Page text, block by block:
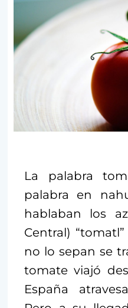
La palabra
palabra en
hablaban los
Central)
no lo sepan se
tomate viajó
España